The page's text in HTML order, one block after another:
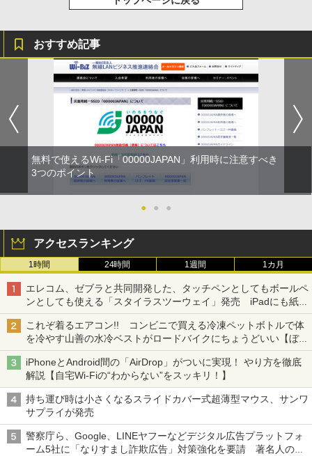
おすすめ記事
無料で使えるWi-Fi「00000JAPAN」利用時に注意すべき
3つのポイント
● ● ●
アクセスランキング
1時間 24時間 1週間 1カ月
エレコム、ゼブラと共同開発した、タッチペンとしてもボールペ
ンとしても使える「スタイラスツーウェイ」発売 iPadにも紙に
も、持ち替えずに書き込める
これぞ着るエアコン!! コンビニで買える冷凍ペットボトルで体
を冷やす山善の水冷ベストがロードバイクにちょうどいい【ぼっ
ち・ざ・ろーど！その14】【空いた時間でなにしてる？】
iPhoneとAndroid間の「AirDrop」がついに実現！ やり方を徹底
解説【自宅Wi-Fiの“わからない”をスッキリ！】
持ち運び時は小さくなるスライドカバー式超薄型マウス、サンワ
サプライが発売
警察庁ら、Google、LINEヤフーなどデジタル広告プラットフォ
ーム5社に「なりすまし詐欺広告」対策強化を要請 著名人の写